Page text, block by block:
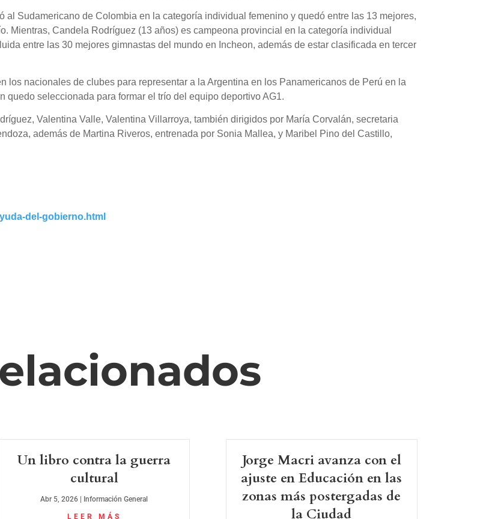
al Sudamericano de Colombia en la categoría individual femenino y quedó entre las 13 mejores,
Mientras, Candela Rodríguez (13 años) es campeona provincial en la categoría individual
entre las 30 mejores gimnastas del mundo en Incheon, además de estar clasificada en tercer
los nacionales de clubes para representar a la Argentina en los Panamericanos de Perú en la
seleccionada para formar el trío del equipo deportivo AG1.
Valentina Valle, Valentina Villarroya, también dirigidos por María Corvalán, secretaria
además de Martina Riveros, entrenada por Sonia Mallea, y Maribel Pino del Castillo,
del-gobierno.html
Un libro contra la guerra
cultural
Abr 5, 2026 Información General
LEER MÁS
Jorge Macri avanza con el
ajuste en Educación en las
zonas más postergadas de
la Ciudad